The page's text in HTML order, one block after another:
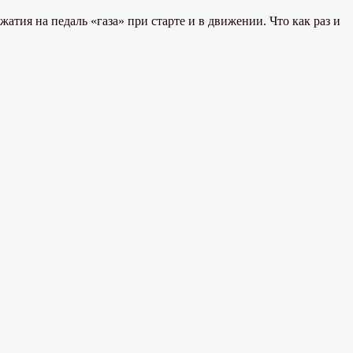
на педаль «газа» при старте и в движении. Что как раз и